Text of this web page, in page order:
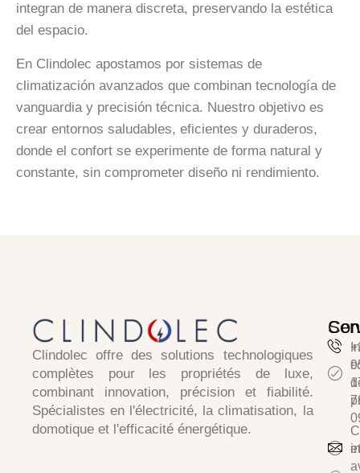
integran de manera discreta, preservando la estética
del espacio.
En Clindolec apostamos por sistemas de
climatización avanzados que combinan tecnología de
vanguardia y precisión técnica. Nuestro objetivo es
crear entornos saludables, eficientes y duraderos,
donde el confort se experimente de forma natural y
constante, sin comprometer diseño ni rendimiento.
Clindolecoffre des solutions technologiques
complètes pour les propriétés de luxe,
combinant innovation, précision et fiabilité.
Spécialistes en l'électricité, la climatisation, la
domotique et l'efficacité énergétique.